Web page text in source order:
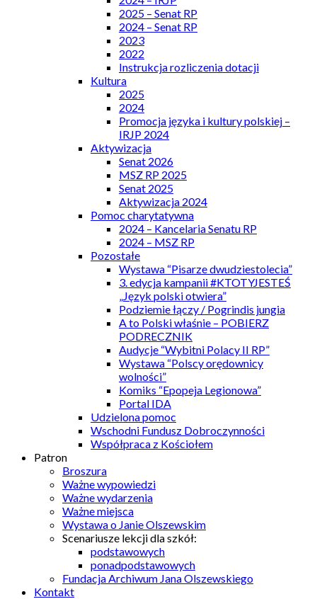
2025 – Senat RP
2024 – Senat RP
2023
2022
Instrukcja rozliczenia dotacji
Kultura
2025
2024
Promocja języka i kultury polskiej –
IRJP 2024
Aktywizacja
Senat 2026
MSZ RP 2025
Senat 2025
Aktywizacja 2024
Pomoc charytatywna
2024 – Kancelaria Senatu RP
2024 – MSZ RP
Pozostałe
Wystawa “Pisarze dwudziestolecia”
3. edycja kampanii #KTOTYJESTEŚ
„Język polski otwiera”
Podziemie łączy / Pogrindis jungia
A to Polski właśnie – POBIERZ
PODRECZNIK
Audycje “Wybitni Polacy II RP”
Wystawa “Polscy orędownicy
wolności”
Komiks “Epopeja Legionowa”
Portal IDA
Udzielona pomoc
Wschodni Fundusz Dobroczynności
Współpraca z Kościołem
Patron
Broszura
Ważne wypowiedzi
Ważne wydarzenia
Ważne miejsca
Wystawa o Janie Olszewskim
Scenariusze lekcji dla szkół:
podstawowych
ponadpodstawowych
Fundacja Archiwum Jana Olszewskiego
Kontakt